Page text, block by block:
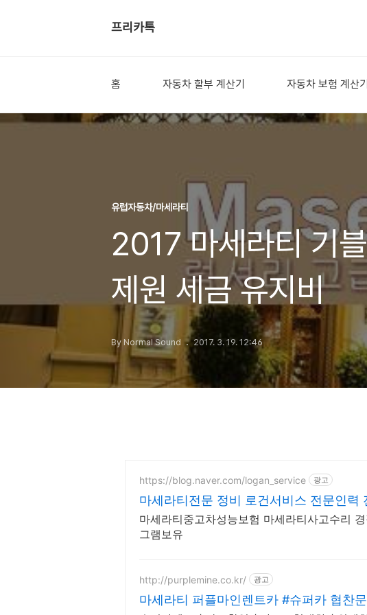
프리카톡
홈 자동차 할부 계산기 자동차 보험 계산기
유럽자동차/마세라티
2017 마세라티 기
제원 세금 유지비
By Normal Sound 2017. 3. 19. 12:46
https://blog.naver.com/logan_service 광고
마세라티전문 정비 로건서비스 전문인력
마세라티중고차성능보험 마세라티사고수리
그램보유
http://purplemine.co.kr/ 광고
마세라티 퍼플마인렌트카 #슈퍼카 협찬